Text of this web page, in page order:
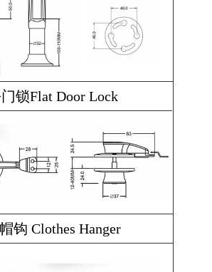
锁Flat Door Lock
钩 Clothes Hanger